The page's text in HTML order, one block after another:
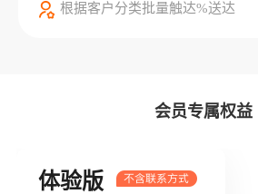
根据客户分类批量触达%送达
会员专属权益
体验版